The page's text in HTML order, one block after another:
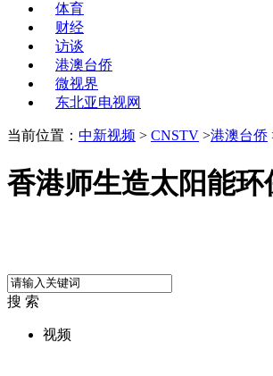
体育
财经
访谈
港澳台侨
微视界
东北亚电视网
当前位置： 中新视频 > CNSTV >港澳台侨
香港师生造太阳能
搜 索
视频